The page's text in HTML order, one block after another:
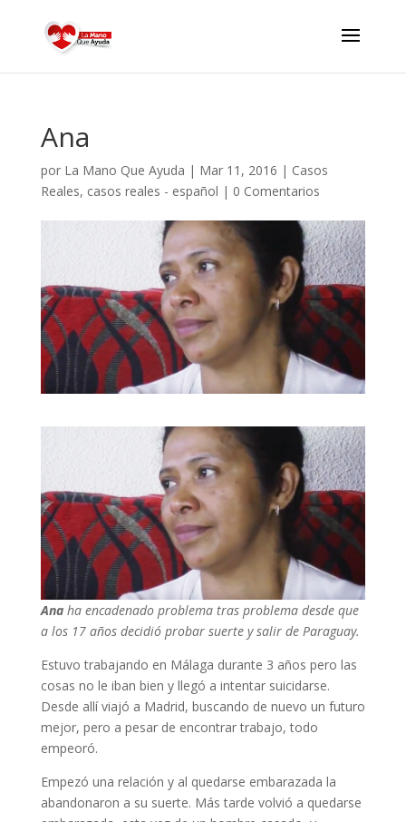
Ana
por La Mano Que Ayuda | Mar 11, 2016 | Casos
Reales, casos reales - español | 0 Comentarios
Anaha encadenado problema tras problema desde que
a los 17 años decidió probar suerte y salir de Paraguay.
Estuvo trabajando en Málaga durante 3 años pero las
cosas no le iban bien y llegó a intentar suicidarse.
Desde allí viajó a Madrid, buscando de nuevo un futuro
mejor, pero a pesar de encontrar trabajo, todo
empeoró.
Empezó una relación y al quedarse embarazada la
abandonaron a su suerte. Más tarde volvió a quedarse